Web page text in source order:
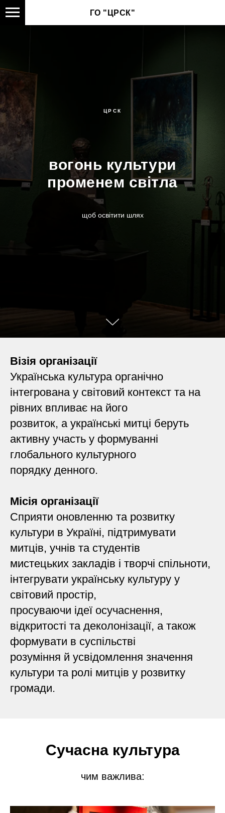
ГО "ЦРСК"
ЦРСК
вогонь культури
променем світла
щоб освітити шлях
Візія організації
Українська культура органічно
інтегрована у світовий контекст та на
рівних впливає на його
розвиток, а українські митці беруть
активну участь у формуванні
глобального культурного
порядку денного.
Місія організації
Сприяти оновленню та розвитку
культури в Україні, підтримувати
митців, учнів та студентів
мистецьких закладів і творчі спільноти,
інтегрувати українську культуру у
світовий простір,
просуваючи ідеї осучаснення,
відкритості та деколонізації, а також
формувати в суспільстві
розуміння й усвідомлення значення
культури та ролі митців у розвитку
громади.
Сучасна культура
чим важлива: